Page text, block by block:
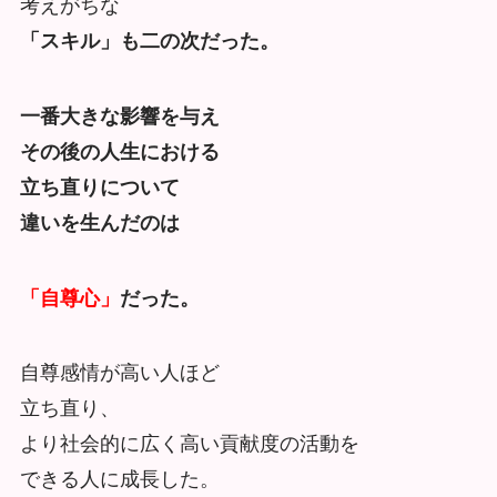
考えがちな
「スキル」も二の次だった。
一番大きな影響を与え
その後の人生における
立ち直りについて
違いを生んだのは
「自尊心」 だった。
自尊感情が高い人ほど
立ち直り、
より社会的に広く高い貢献度の活動を
できる人に成長した。